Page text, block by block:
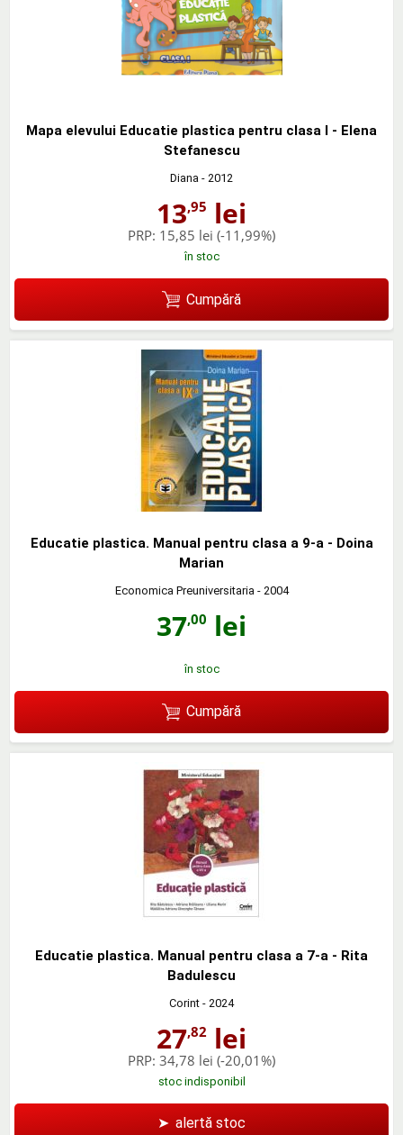
Mapa elevului Educatie plastica pentru clasa I - Elena
Stefanescu
Diana - 2012
13,95 lei
PRP: 15,85 lei (-11,99%)
în stoc
Cumpără
Educatie plastica. Manual pentru clasa a 9-a - Doina
Marian
Economica Preuniversitaria- 2004
37,00 lei
în stoc
Cumpără
Educatie plastica. Manual pentru clasa a 7-a - Rita
Badulescu
Corint - 2024
27,82 lei
PRP: 34,78 lei (-20,01%)
stoc indisponibil
➤ alertă stoc